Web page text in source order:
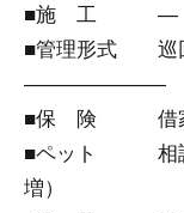
■施 工 ―
■管理形式 巡
―――――――
■保 険 借家人
■ペット 相談
増）